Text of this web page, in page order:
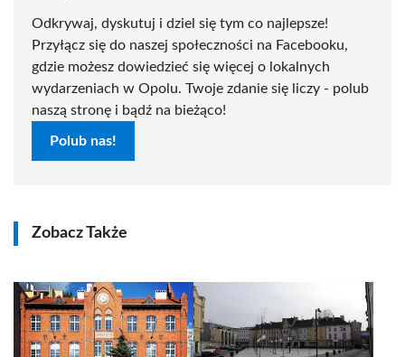
Odkrywaj, dyskutuj i dziel się tym co najlepsze!
Przyłącz się do naszej społeczności na Facebooku,
gdzie możesz dowiedzieć się więcej o lokalnych
wydarzeniach w Opolu. Twoje zdanie się liczy - polub
naszą stronę i bądź na bieżąco!
Polub nas!
Zobacz Także